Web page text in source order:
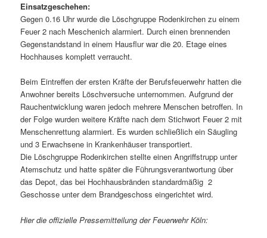
Einsatzgeschehen:
Gegen 0.16 Uhr wurde die Löschgruppe Rodenkirchen zu einem
Feuer 2 nach Meschenich alarmiert. Durch einen brennenden
Gegenstandstand in einem Hausflur war die 20. Etage eines
Hochhauses komplett verraucht.
Beim Eintreffen der ersten Kräfte der Berufsfeuerwehr hatten die
Anwohner bereits Löschversuche unternommen. Aufgrund der
Rauchentwicklung waren jedoch mehrere Menschen betroffen. In
der Folge wurden weitere Kräfte nach dem Stichwort Feuer 2 mit
Menschenrettung alarmiert. Es wurden schließlich ein Säugling
und 3 Erwachsene in Krankenhäuser transportiert.
Die Löschgruppe Rodenkirchen stellte einen Angriffstrupp unter
Atemschutz und hatte später die Führungsverantwortung über
das Depot, das bei Hochhausbränden standardmäßig 2
Geschosse unter dem Brandgeschoss eingerichtet wird.
Hier die offizielle Pressemitteilung der Feuerwehr Köln: